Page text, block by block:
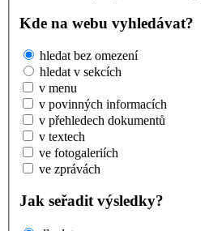
Kde na webu vyhledávat?
hledat bez omezení
hledat v sekcích
v menu
v povinných informacích
v přehledech dokumentů
v textech
ve fotogaleriích
ve zprávách
Jak seřadit výsledky?